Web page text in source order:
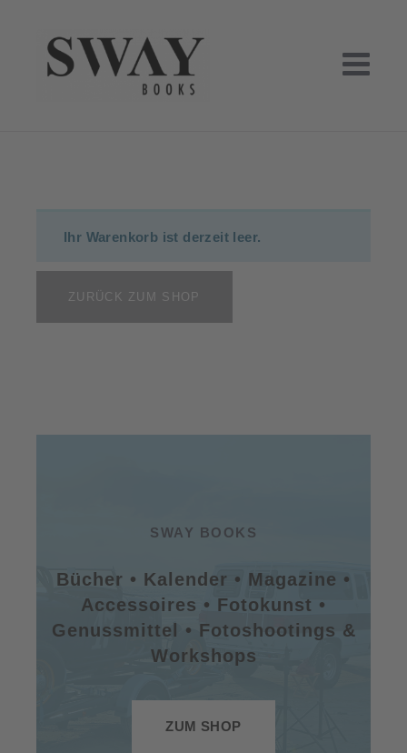
Ihr Warenkorb ist derzeit leer.
ZURÜCK ZUM SHOP
SWAY BOOKS
Bücher • Kalender • Magazine •
Accessoires • Fotokunst •
Genussmittel • Fotoshootings &
Workshops
ZUM SHOP